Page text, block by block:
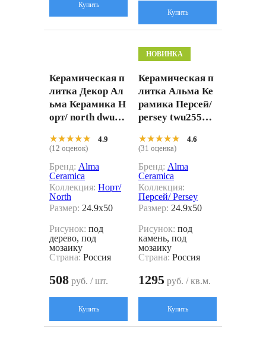
Купить
Купить
Керамическая п
литка Декор Ал
ьма Керамика Н
орт/ north dwu09
★★★★★
★★★★★
4.9
(12 оценок)
Бренд: Alma
Ceramica
Коллекция: Норт/
North
Размер: 24.9x50
Рисунок: под
дерево, под
мозаику
Страна: Россия
508 руб. / шт.
Купить
НОВИНКА
Керамическая п
литка Альма Ке
рамика Персей/
persey twu2550p
50
★★★★★
★★★★★
4.6
(31 оценка)
Бренд: Alma
Ceramica
Коллекция:
Персей/ Persey
Размер: 24.9x50
Рисунок: под
камень, под
мозаику
Страна: Россия
1295 руб. / кв.м.
Купить